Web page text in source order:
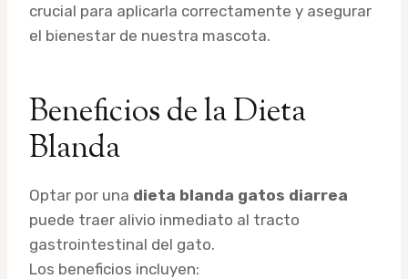
crucial para aplicarla correctamente y asegurar
el bienestar de nuestra mascota.
Beneficios de la Dieta
Blanda
Optar por una dieta blanda gatos diarrea
puede traer alivio inmediato al tracto
gastrointestinal del gato.
Los beneficios incluyen: